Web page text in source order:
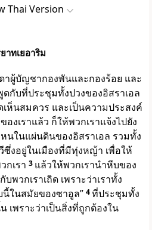
Thai Version
ทเยอาริม
าผู้บัญชากองพันและกองร้อย และ
ดกับที่ประชุมทั้งปวงของอิสราเอล
ห็นสมควร และเป็นความประสงค์
องเราแล้ว ก็ให้พวกเราแจ้งไปยัง
นในแผ่นดินของอิสราเอล รวมทั้ง
ซึ่งอยู่ในเมืองที่มีทุ่งหญ้า เพื่อให้
เรา 3 แล้วให้พวกเรานำหีบของ
พวกเราเถิด เพราะว่าเราทั้ง
นี้ในสมัยของซาอูล” 4ที่ประชุมทั้ง
เพราะว่าเป็นสิ่งที่ถูกต้องใน